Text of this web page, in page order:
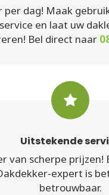
per dag! Maak
en laat uw
Bel direct naar
Uitstekende
van scherpe prijzen!
expert is
betrouwbaar.